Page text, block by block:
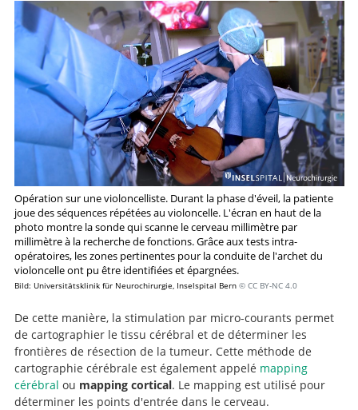
Opération sur une violoncelliste. Durant la phase d'éveil, la patiente
joue des séquences répétées au violoncelle. L'écran en haut de la
photo montre la sonde qui scanne le cerveau millimètre par
millimètre à la recherche de fonctions. Grâce aux tests intra-
opératoires, les zones pertinentes pour la conduite de l'archet du
violoncelle ont pu être identifiées et épargnées.
Bild: Universitätsklinik für Neurochirurgie, Inselspital Bern © CC BY-NC 4.0
De cette manière, la stimulation par micro-courants permet
de cartographier le tissu cérébral et de déterminer les
frontières de résection de la tumeur. Cette méthode de
cartographie cérébrale est également appelé mapping
cérébral ou mapping cortical. Le mapping est utilisé pour
déterminer les points d'entrée dans le cerveau.